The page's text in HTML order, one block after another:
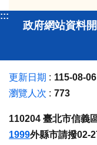
:::
政府網站資料
更新日期
115-08-06
瀏覽人次
773
110204 臺北市信義
1999外縣市請撥02-